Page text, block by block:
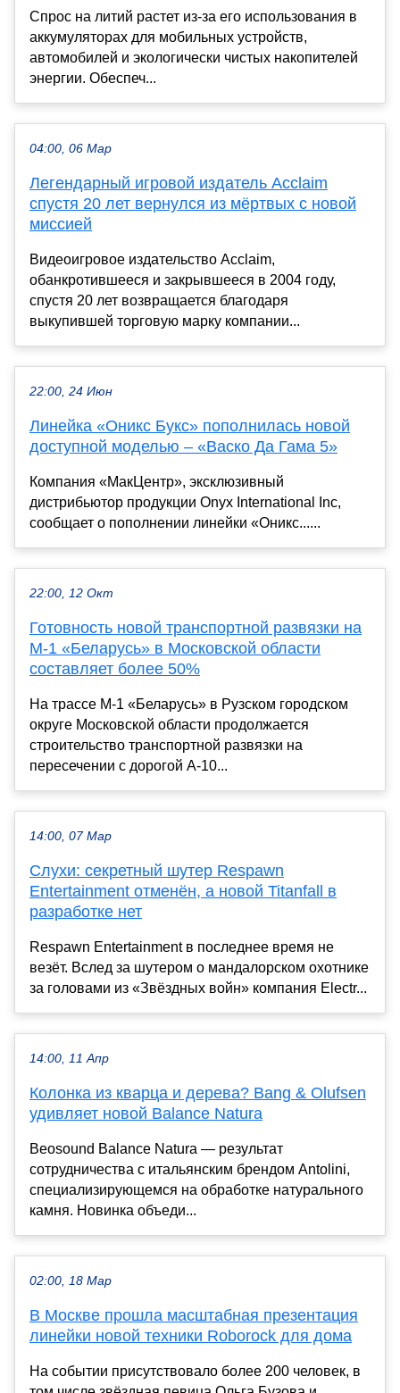
Спрос на литий растет из-за его использования в
аккумуляторах для мобильных устройств,
автомобилей и экологически чистых накопителей
энергии. Обеспеч...
04:00, 06 Мар
Легендарный игровой издатель Acclaim
спустя 20 лет вернулся из мёртвых с новой
миссией
Видеоигровое издательство Acclaim,
обанкротившееся и закрывшееся в 2004 году,
спустя 20 лет возвращается благодаря
выкупившей торговую марку компании...
22:00, 24 Июн
Линейка «Оникс Букс» пополнилась новой
доступной моделью – «Васко Да Гама 5»
Компания «МакЦентр», эксклюзивный
дистрибьютор продукции Onyx International Inc,
сообщает о пополнении линейки «Оникс......
22:00, 12 Окт
Готовность новой транспортной развязки на
М-1 «Беларусь» в Московской области
составляет более 50%
На трассе М-1 «Беларусь» в Рузском городском
округе Московской области продолжается
строительство транспортной развязки на
пересечении с дорогой А-10...
14:00, 07 Мар
Слухи: секретный шутер Respawn
Entertainment отменён, а новой Titanfall в
разработке нет
Respawn Entertainment в последнее время не
везёт. Вслед за шутером о мандалорском охотнике
за головами из «Звёздных войн» компания Electr...
14:00, 11 Апр
Колонка из кварца и дерева? Bang & Olufsen
удивляет новой Balance Natura
Beosound Balance Natura — результат
сотрудничества с итальянским брендом Antolini,
специализирующемся на обработке натурального
камня. Новинка объеди...
02:00, 18 Мар
В Москве прошла масштабная презентация
линейки новой техники Roborock для дома
На событии присутствовало более 200 человек, в